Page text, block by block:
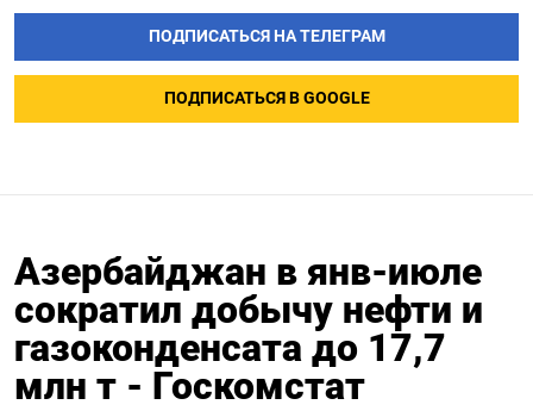
ПОДПИСАТЬСЯ НА ТЕЛЕГРАМ
ПОДПИСАТЬСЯ В GOOGLE
Азербайджан в янв-июле
сократил добычу нефти и
газоконденсата до 17,7
млн т - Госкомстат